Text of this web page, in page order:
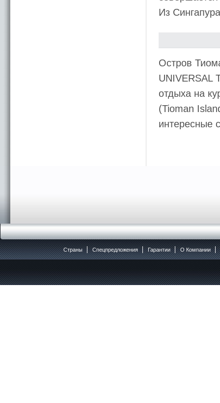
Из
Остров
UNIVERSAL
отдыха на
(Tioman
интересные
Страны Спецпредложения Гарантии O Компании